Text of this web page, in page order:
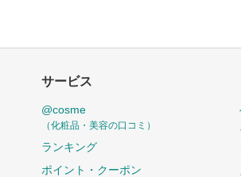
サービス
@cosme
（化粧品・美容の口コミ）
ランキング
ポイント・クーポン